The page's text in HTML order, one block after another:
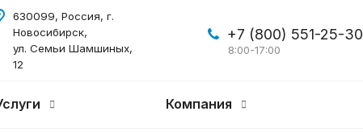
+7 (800) 551-25-30
8:00-17:00
630099, Россия, г.
Новосибирск,
ул. Семьи Шамшиных,
12
Компания